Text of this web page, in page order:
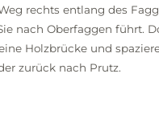
rechts entlang des
nach Oberfaggen führt.
Holzbrücke und
zurück nach Prutz.